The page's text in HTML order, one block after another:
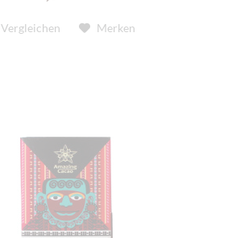
Vergleichen Merken